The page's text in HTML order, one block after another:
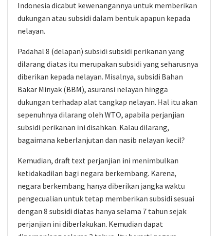
Indonesia dicabut kewenangannya untuk memberikan
dukungan atau subsidi dalam bentuk apapun kepada
nelayan.
Padahal 8 (delapan) subsidi subsidi perikanan yang
dilarang diatas itu merupakan subsidi yang seharusnya
diberikan kepada nelayan. Misalnya, subsidi Bahan
Bakar Minyak (BBM), asuransi nelayan hingga
dukungan terhadap alat tangkap nelayan. Hal itu akan
sepenuhnya dilarang oleh WTO, apabila perjanjian
subsidi perikanan ini disahkan. Kalau dilarang,
bagaimana keberlanjutan dan nasib nelayan kecil?
Kemudian, draft text perjanjian ini menimbulkan
ketidakadilan bagi negara berkembang. Karena,
negara berkembang hanya diberikan jangka waktu
pengecualian untuk tetap memberikan subsidi sesuai
dengan 8 subsidi diatas hanya selama 7 tahun sejak
perjanjian ini diberlakukan. Kemudian dapat